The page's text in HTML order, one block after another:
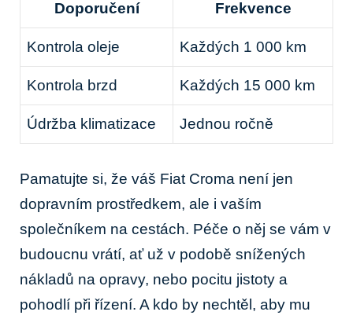
Doporučení Frekvence
Kontrola oleje Každých 1 000 km
Kontrola brzd Každých 15 000 km
Údržba klimatizace Jednou ročně
Pamatujte si, ‍že váš Fiat Croma není jen
dopravním prostředkem, ale i vaším
společníkem na cestách. Péče o něj se vám‍ v
budoucnu vrátí, ať už v podobě snížených
nákladů na opravy, nebo pocitu jistoty a
pohodlí při řízení. A⁢ kdo by nechtěl,‍ aby mu